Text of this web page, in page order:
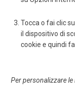
Tocca o fai clic
il dispositivo di
cookie e quindi
Per personalizzare